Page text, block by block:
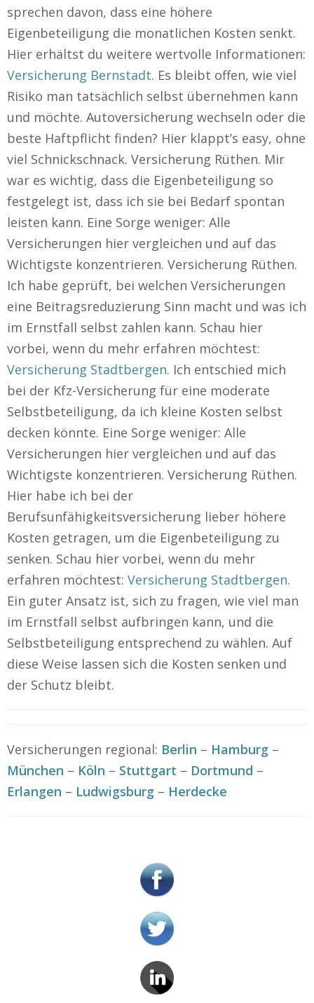
sprechen davon, dass eine höhere
Eigenbeteiligung die monatlichen Kosten senkt.
Hier erhältst du weitere wertvolle Informationen:
Versicherung Bernstadt. Es bleibt offen, wie viel
Risiko man tatsächlich selbst übernehmen kann
und möchte. Autoversicherung wechseln oder die
beste Haftpflicht finden? Hier klappt’s easy, ohne
viel Schnickschnack. Versicherung Rüthen. Mir
war es wichtig, dass die Eigenbeteiligung so
festgelegt ist, dass ich sie bei Bedarf spontan
leisten kann. Eine Sorge weniger: Alle
Versicherungen hier vergleichen und auf das
Wichtigste konzentrieren. Versicherung Rüthen.
Ich habe geprüft, bei welchen Versicherungen
eine Beitragsreduzierung Sinn macht und was ich
im Ernstfall selbst zahlen kann. Schau hier
vorbei, wenn du mehr erfahren möchtest:
Versicherung Stadtbergen. Ich entschied mich
bei der Kfz-Versicherung für eine moderate
Selbstbeteiligung, da ich kleine Kosten selbst
decken könnte. Eine Sorge weniger: Alle
Versicherungen hier vergleichen und auf das
Wichtigste konzentrieren. Versicherung Rüthen.
Hier habe ich bei der
Berufsunfähigkeitsversicherung lieber höhere
Kosten getragen, um die Eigenbeteiligung zu
senken. Schau hier vorbei, wenn du mehr
erfahren möchtest: Versicherung Stadtbergen.
Ein guter Ansatz ist, sich zu fragen, wie viel man
im Ernstfall selbst aufbringen kann, und die
Selbstbeteiligung entsprechend zu wählen. Auf
diese Weise lassen sich die Kosten senken und
der Schutz bleibt.
Versicherungen regional: Berlin – Hamburg –
München – Köln – Stuttgart – Dortmund –
Erlangen – Ludwigsburg – Herdecke